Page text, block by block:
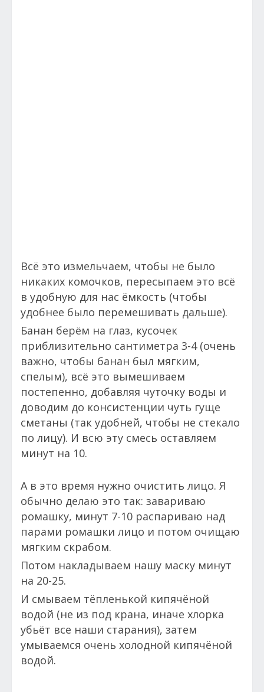
Всё это измельчаем, чтобы не было
никаких комочков, пересыпаем это всё
в удобную для нас ёмкость (чтобы
удобнее было перемешивать дальше).
Банан берём на глаз, кусочек
приблизительно сантиметра 3-4 (очень
важно, чтобы банан был мягким,
спелым), всё это вымешиваем
постепенно, добавляя чуточку воды и
доводим до консистенции чуть гуще
сметаны (так удобней, чтобы не стекало
по лицу). И всю эту смесь оставляем
минут на 10.
А в это время нужно очистить лицо. Я
обычно делаю это так: завариваю
ромашку, минут 7-10 распариваю над
парами ромашки лицо и потом очищаю
мягким скрабом.
Потом накладываем нашу маску минут
на 20-25.
И смываем тёпленькой кипячёной
водой (не из под крана, иначе хлорка
убьёт все наши старания), затем
умываемся очень холодной кипячёной
водой.